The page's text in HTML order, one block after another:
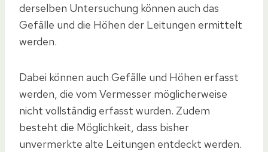
derselben Untersuchung können auch das
Gefälle und die Höhen der Leitungen ermittelt
werden.
Dabei können auch Gefälle und Höhen erfasst
werden, die vom Vermesser möglicherweise
nicht vollständig erfasst wurden. Zudem
besteht die Möglichkeit, dass bisher
unvermerkte alte Leitungen entdeckt werden.